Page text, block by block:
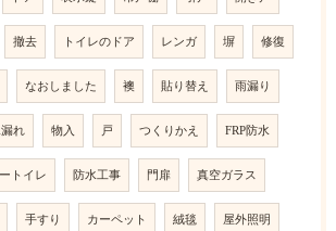
撤去 トイレのドア レンガ 塀 修復
なおしました 襖 貼り替え 雨漏り
れ 物入 戸 つくりかえ FRP防水
トイレ 防水工事 門扉 真空ガラス
手すり カーペット 絨毯 屋外照明